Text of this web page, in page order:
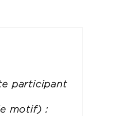
participant
motif) :